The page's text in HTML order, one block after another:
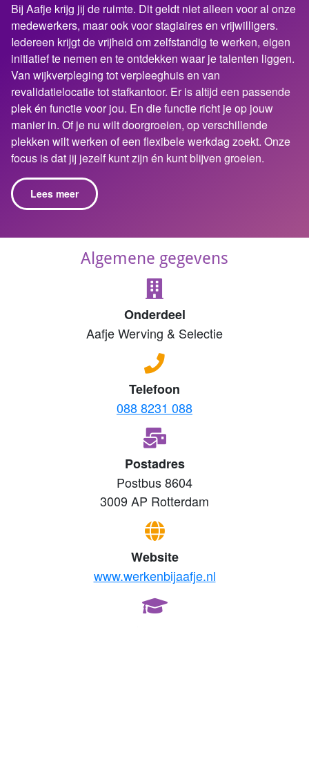
Bij Aafje krijg jij de ruimte. Dit geldt niet alleen voor al onze
medewerkers, maar ook voor stagiaires en vrijwilligers.
Iedereen krijgt de vrijheid om zelfstandig te werken, eigen
initiatief te nemen en te ontdekken waar je talenten liggen.
Van wijkverpleging tot verpleeghuis en van
revalidatielocatie tot stafkantoor. Er is altijd een passende
plek én functie voor jou. En die functie richt je op jouw
manier in. Of je nu wilt doorgroeien, op verschillende
plekken wilt werken of een flexibele werkdag zoekt. Onze
focus is dat jij jezelf kunt zijn én kunt blijven groeien.
Lees meer
Algemene gegevens
Onderdeel
Aafje Werving & Selectie
Telefoon
088 8231 088
Postadres
Postbus 8604
3009 AP Rotterdam
Website
www.werkenbijaafje.nl